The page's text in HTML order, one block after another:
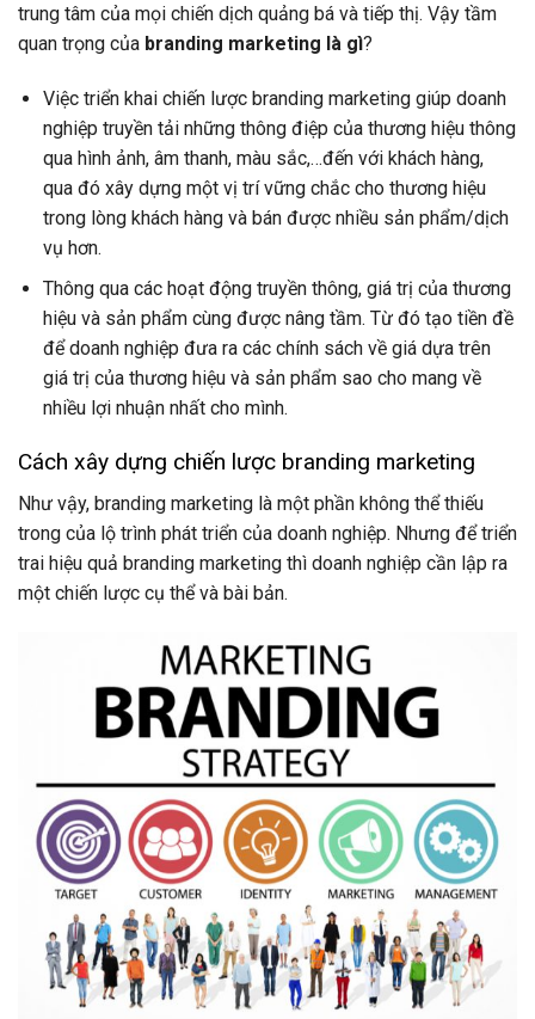
trung tâm của mọi chiến dịch quảng bá và tiếp thị. Vậy tầm
quan trọng của branding marketing là gì?
Việc triển khai chiến lược branding marketing giúp doanh
nghiệp truyền tải những thông điệp của thương hiệu thông
qua hình ảnh, âm thanh, màu sắc,…đến với khách hàng,
qua đó xây dựng một vị trí vững chắc cho thương hiệu
trong lòng khách hàng và bán được nhiều sản phẩm/dịch
vụ hơn.
Thông qua các hoạt động truyền thông, giá trị của thương
hiệu và sản phẩm cùng được nâng tầm. Từ đó tạo tiền đề
để doanh nghiệp đưa ra các chính sách về giá dựa trên
giá trị của thương hiệu và sản phẩm sao cho mang về
nhiều lợi nhuận nhất cho mình.
Cách xây dựng chiến lược branding marketing
Như vậy, branding marketing là một phần không thể thiếu
trong của lộ trình phát triển của doanh nghiệp. Nhưng để triển
trai hiệu quả branding marketing thì doanh nghiệp cần lập ra
một chiến lược cụ thể và bài bản.